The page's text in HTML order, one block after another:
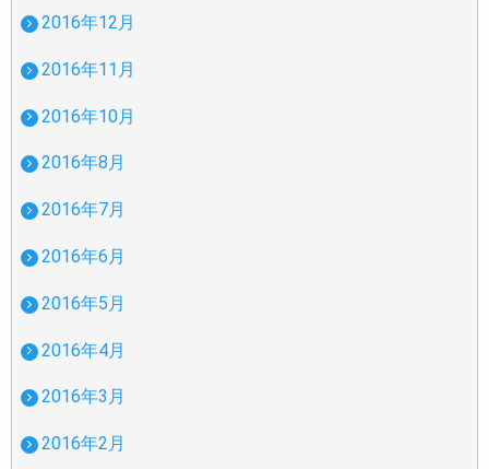
2016年12月
2016年11月
2016年10月
2016年8月
2016年7月
2016年6月
2016年5月
2016年4月
2016年3月
2016年2月